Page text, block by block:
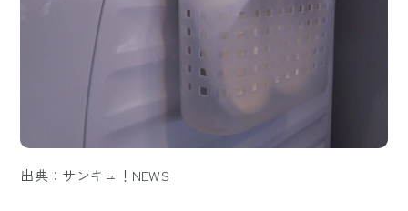
出典：サンキュ！NEWS